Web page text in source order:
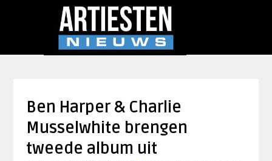
Ben Harper & Charlie
Musselwhite brengen
tweede album uit